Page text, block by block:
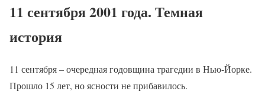
11 сентября 2001 года. Темная
история
11 сентября – очередная годовщина трагедии в Нью-Йорке.
Прошло 15 лет, но ясности не прибавилось.